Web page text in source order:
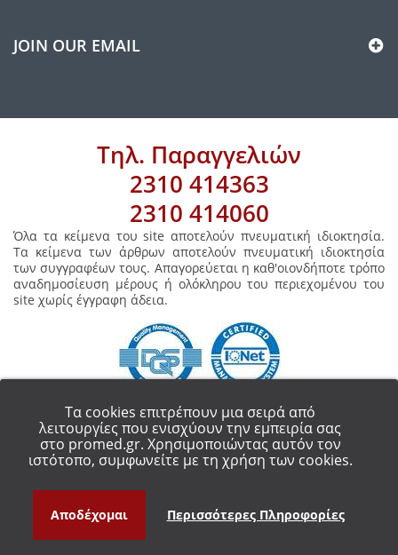
Τα cookies επιτρέπουν μια σειρά από
λειτουργίες που ενισχύουν την εμπειρία σας
στο promed.gr. Χρησιμοποιώντας αυτόν τον
ιστότοπο, συμφωνείτε με τη χρήση των cookies.
Αποδέχομαι Περισσότερες Πληροφορίες
JOIN OUR EMAIL
Τηλ. Παραγγελιών
2310 414363
2310 414060
Όλα τα κείμενα του site αποτελούν πνευματική ιδιοκτησία.
Τα κείμενα των άρθρων αποτελούν πνευματική ιδιοκτησία
των συγγραφέων τους. Απαγορεύεται η καθ'οιονδήποτε τρόπο
αναδημοσίευση μέρους ή ολόκληρου του περιεχομένου του
site χωρίς έγγραφη άδεια.
COPYRIGHT 2018 - ALL RIGHT RESERVED.PROMED ΟΡΘΟΠΕΔΙΚΑ ΕΙΔΗ
ΘΕΣΣΑΛΟΝΙΚΗ